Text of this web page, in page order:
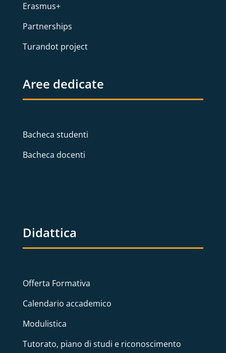
Erasmus+
Partnerships
Turandot project
Aree dedicate
Bacheca studenti
Bacheca docenti
Didattica
Offerta Formativa
Calendario accademico
Modulistica
Tutorato, piano di studi e riconoscimento